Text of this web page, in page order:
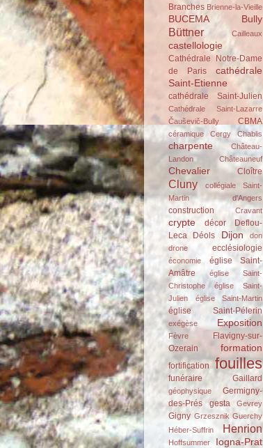
Branches Brienne-la-Vieille
BUCEMA Bully
Büttner Cailleaux
castellologie
Cathédrale Notre-Dame
de Paris
cathédrale
Saint-Etienne
cathédrale Saint-Julien
Cathédrale Saint-Lazarre
Čauševič-Bully
CBMA
céramique Cergy Chablis
charpente
Château-
Landon
Châteauneuf
Chevalier Cloître
Cluny
collégiale Saint-
Martin d'Angers
construction Cravant
crypte décor
Deflou-
Leca
Déols Dijon
don
drone
ecclésiologie
économie
église Saint-
Amâtre
église Saint-
Christophe
église Saint-
Julien
église Saint-Martin
église Saint-Pélerin
exégèse Exposition
Fèvre
Flavigny-sur-
Ozerain
formation
fortification fouilles
funéraire Gaillard
géophysique
Germigny-
des-Prés
gesta Gevrey
Gigny Grzesznik Guerchy
Héber-Suffrin
Henrion
Hoffsummer Iogna-Prat